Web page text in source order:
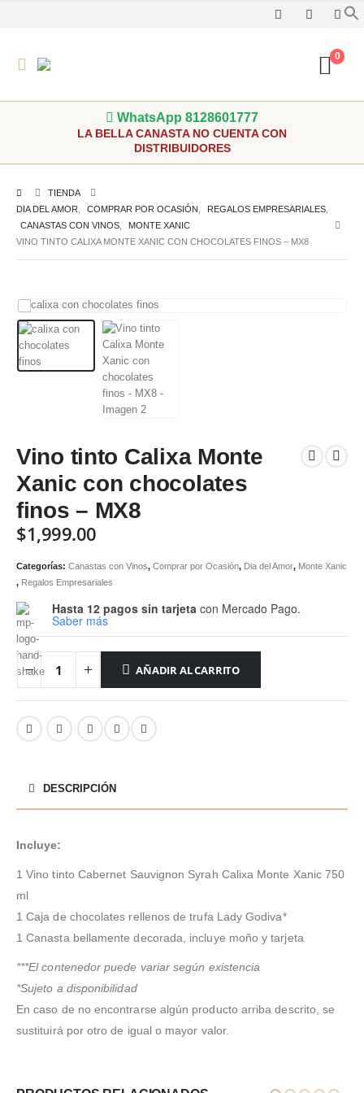
0
WhatsApp 8128601777
LA BELLA CANASTA NO CUENTA CON
DISTRIBUIDORES
TIENDA
DIA DEL AMOR
COMPRAR POR OCASIÓN REGALOS EMPRESARIALES
CANASTAS CON VINOS
MONTE XANIC
VINO TINTO CALIXA MONTE XANIC CON CHOCOLATES FINOS – MX8
Vino tinto Calixa Monte
Xanic con chocolates
finos – MX8
$1,999.00
Categorías: Canastas con Vinos, Comprar por Ocasión, Dia del Amor, Monte Xanic
, Regalos Empresariales
Hasta 12 pagos sin tarjeta con Mercado Pago.
Saber más
AÑADIR AL CARRITO
DESCRIPCIÓN
Incluye:
1 Vino tinto Cabernet Sauvignon Syrah Calixa Monte Xanic 750
ml
1 Caja de chocolates rellenos de trufa Lady Godiva*
1 Canasta bellamente decorada, incluye moño y tarjeta
***El contenedor puede variar según existencia
*Sujeto a disponibilidad
En caso de no encontrarse algún producto arriba descrito, se
sustituirá por otro de igual o mayor valor.